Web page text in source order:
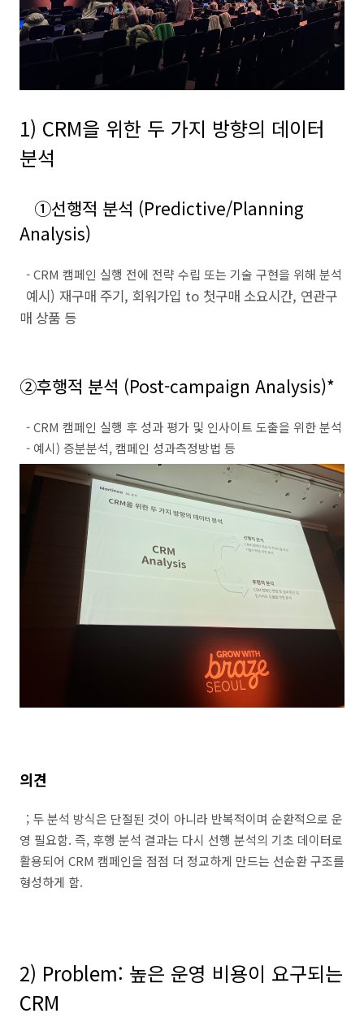
1) CRM을 위한 두 가지 방향의 데이터
분석
①선행적 분석 (Predictive/Planning
Analysis)
- CRM 캠페인 실행 전에 전략 수립 또는 기술 구현을 위해 분석
예시) 재구매 주기, 회워가입 to 첫구매 소요시간, 연관구
매 상품 등
②후행적 분석 (Post-campaign Analysis)*
- CRM 캠페인 실행 후 성과 평가 및 인사이트 도출을 위한 분석
- 예시) 증분분석,캠페인 성과측정방법 등
의견
; 두 분석 방식은 단절된 것이 아니라 반복적이며 순환적으로 운
영 필요함. 즉, 후행 분석 결과는 다시 선행 분석의 기초 데이터로
활용되어 CRM 캠페인을 점점 더 정교하게 만드는 선순환 구조를
형성하게 함.
2) Problem: 높은 운영 비용이 요구되는
CRM